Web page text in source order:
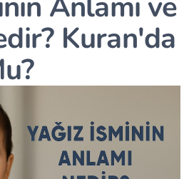
Kuran'da